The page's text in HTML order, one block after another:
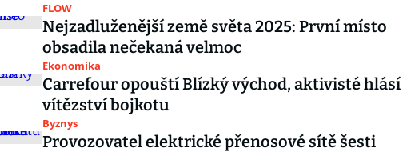
FLOW
Nejzadluženější země světa 2025: První místo
obsadila nečekaná velmoc
Ekonomika
Carrefour opouští Blízký východ, aktivisté hlásí
vítězství bojkotu
Byznys
Provozovatel elektrické přenosové sítě šesti